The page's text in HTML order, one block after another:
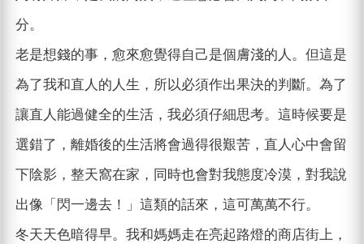
分。
老是想錢的事，愈來愈覺得自己是個膚淺的人。但這是
為了我和直人的人生，所以必須作出果決的判斷。為了
讓直人能過健全的生活，我必須仔細思考。這時候要是
選錯了，離婚後的生活將會過得很艱苦，直人心中會留
下陰影，整天窩在家，同時也會對我態度冷漠，對我說
出像「閃一邊去！」這類的話來，這可萬萬不行。
冬天天色暗得早。我和媽媽走在亮起路燈的商店街上，